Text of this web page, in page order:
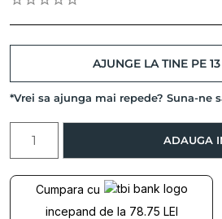
AJUNGE LA TINE PE
*Vrei sa ajunga mai repede? Suna-ne
Bratara
PARFUM
DE
CASABLANCA
ADAUGA
Cumpara cu
incepand de la 78.75 LEI